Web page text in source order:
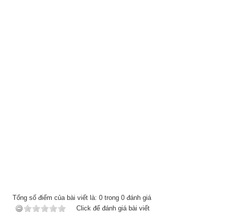
Tổng số điểm của bài viết là: 0 trong 0 đánh giá
Click để đánh giá bài viết